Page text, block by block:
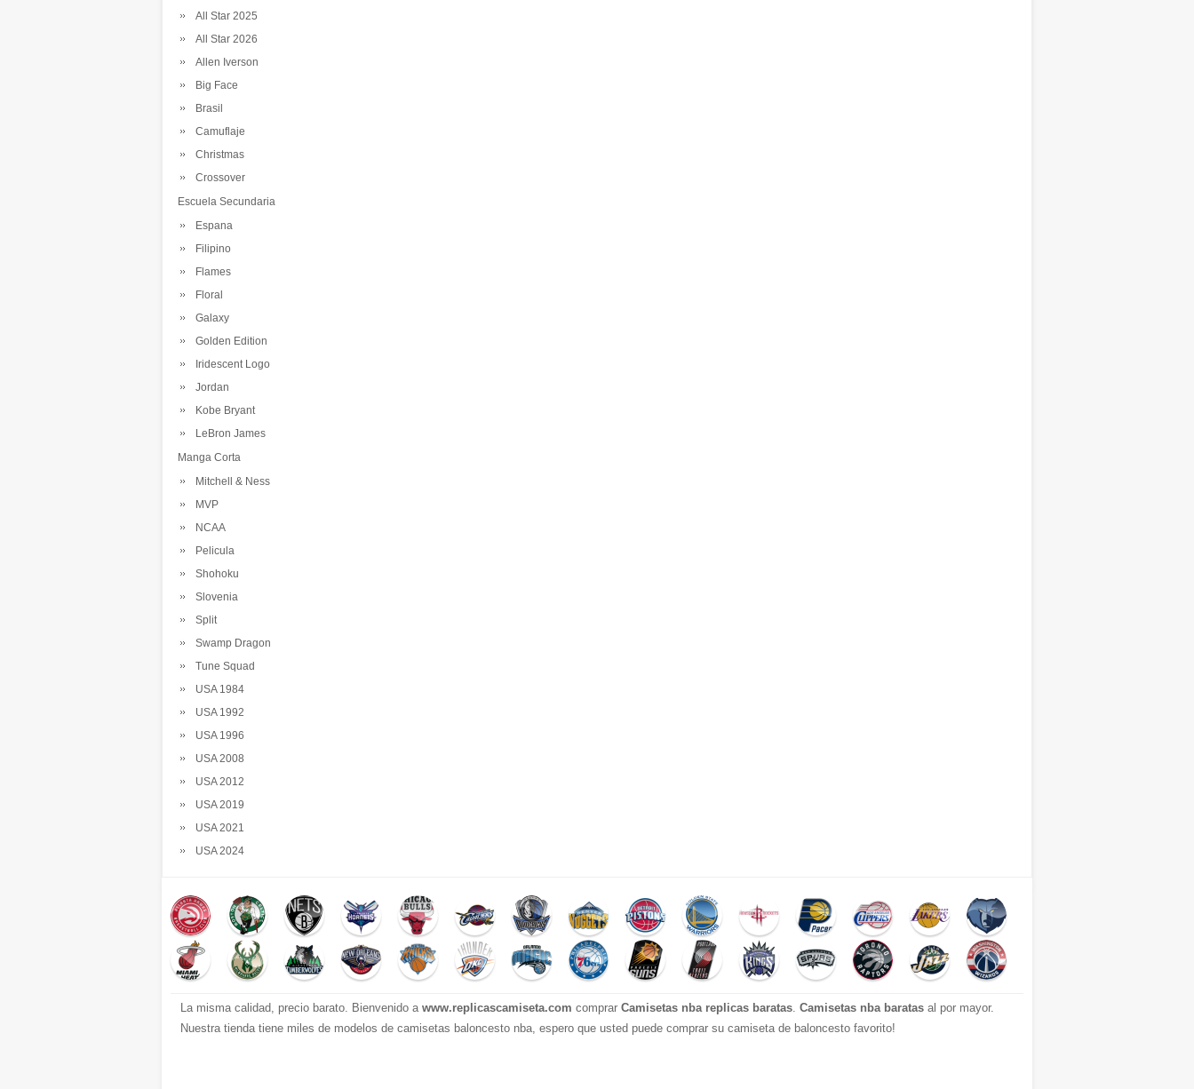
All Star 2025
All Star 2026
Allen Iverson
Big Face
Brasil
Camuflaje
Christmas
Crossover
Escuela Secundaria
Espana
Filipino
Flames
Floral
Galaxy
Golden Edition
Iridescent Logo
Jordan
Kobe Bryant
LeBron James
Manga Corta
Mitchell & Ness
MVP
NCAA
Pelicula
Shohoku
Slovenia
Split
Swamp Dragon
Tune Squad
USA 1984
USA 1992
USA 1996
USA 2008
USA 2012
USA 2019
USA 2021
USA 2024
La misma calidad, precio barato. Bienvenido a www.replicascamiseta.com comprar Camisetas nba replicas baratas. Camisetas nba baratas al por mayor.
Nuestra tienda tiene miles de modelos de camisetas baloncesto nba, espero que usted puede comprar su camiseta de baloncesto favorito!